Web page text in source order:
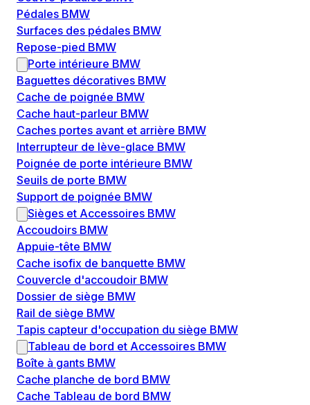
Pédales BMW
Surfaces des pédales BMW
Repose-pied BMW
Porte intérieure BMW
Baguettes décoratives BMW
Cache de poignée BMW
Cache haut-parleur BMW
Caches portes avant et arrière BMW
Interrupteur de lève-glace BMW
Poignée de porte intérieure BMW
Seuils de porte BMW
Support de poignée BMW
Sièges et Accessoires BMW
Accoudoirs BMW
Appuie-tête BMW
Cache isofix de banquette BMW
Couvercle d'accoudoir BMW
Dossier de siège BMW
Rail de siège BMW
Tapis capteur d'occupation du siège BMW
Tableau de bord et Accessoires BMW
Boîte à gants BMW
Cache planche de bord BMW
Cache Tableau de bord BMW